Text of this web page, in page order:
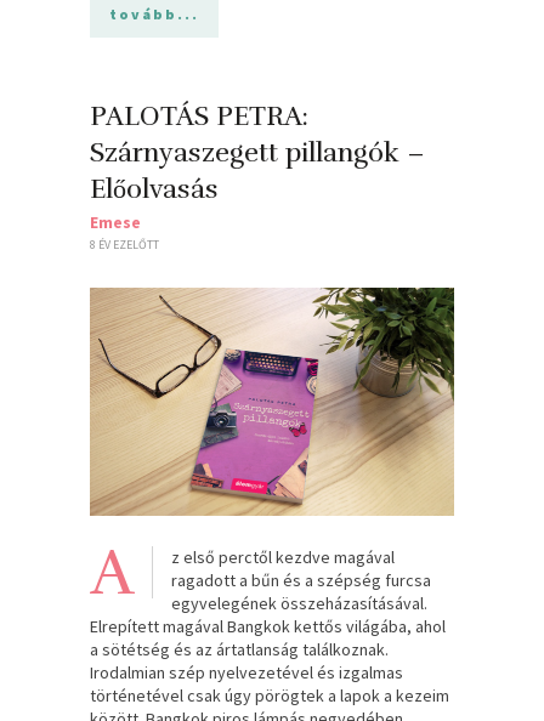
tovább...
PALOTÁS PETRA:
Szárnyaszegett pillangók –
Előolvasás
Emese
8 ÉV EZELŐTT
A
z első perctől kezdve magával
ragadott a bűn és a szépség furcsa
egyvelegének összeházasításával.
Elrepített magával Bangkok kettős világába, ahol
a sötétség és az ártatlanság találkoznak.
Irodalmian szép nyelvezetével és izgalmas
történetével csak úgy pörögtek a lapok a kezeim